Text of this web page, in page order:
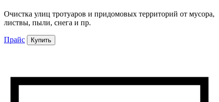
Очистка улиц тротуаров и придомовых территорий от мусора,
листвы, пыли, снега и пр.
Прайс Купить